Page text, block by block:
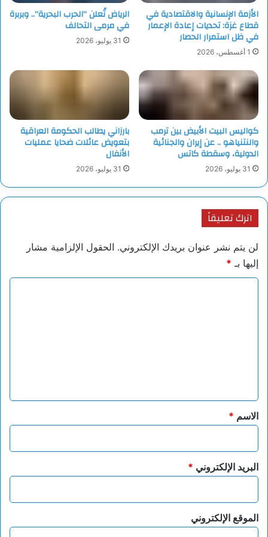
الأزمة الإنسانية والاقتصادية في
قطاع غزة: تحديات إعادة الإعمار
في ظل استمرار الحصار
1 أغسطس، 2026
الرياض تُعلن “الحرب البحرية”.. وبربرة
في مرمى التحالف
31 يوليو، 2026
كواليس البيت الأبيض بين ترمب
والنتنياهو .. عن إيران والجنائية
الدولية، وسقطة كاتس
31 يوليو، 2026
بارزاني يطالب الحكومة العراقية
بتعويض عائلات ضحايا عمليات
الأنفال
31 يوليو، 2026
اترك تعليقاً
لن يتم نشر عنوان بريدك الإلكتروني. الحقول الإلزامية مشار
إليها بـ *
*
الاسم *
البريد الإلكتروني *
الموقع الإلكتروني